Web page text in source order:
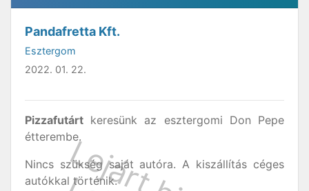
Pandafretta Kft.
Esztergom
2022. 01. 22.
Pizzafutárt keresünk az esztergomi Don Pepe
étterembe.
Nincs szükség saját autóra. A kiszállítás céges
autókkal történik.